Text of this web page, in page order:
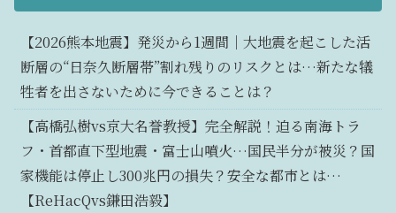
【2026熊本地震】発災から1週間｜大地震を起こした活
断層の“日奈久断層帯”割れ残りのリスクとは…新たな犠
牲者を出さないために今できることは？
【高橋弘樹vs京大名誉教授】完全解説！迫る南海トラ
フ・首都直下型地震・富士山噴火…国民半分が被災？国
家機能は停止し300兆円の損失？安全な都市とは…
【ReHacQvs鎌田浩毅】